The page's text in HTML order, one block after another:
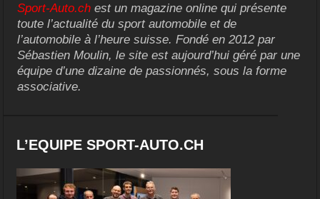
Sport-Auto.ch est un magazine online qui présente
toute l’actualité du sport automobile et de
l’automobile à l’heure suisse. Fondé en 2012 par
Sébastien Moulin, le site est aujourd’hui géré par une
équipe d’une dizaine de passionnés, sous la forme
associative.
L’EQUIPE SPORT-AUTO.CH